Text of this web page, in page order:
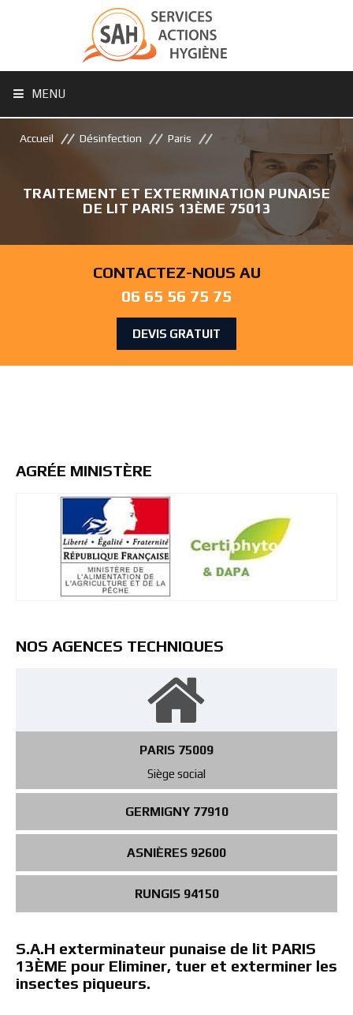
MENU
Accueil Désinfection Paris
TRAITEMENT ET EXTERMINATION PUNAISE
DE LIT PARIS 13ÈME 75013
CONTACTEZ-NOUS AU
06 65 56 75 75
DEVIS GRATUIT
AGRÉE MINISTÈRE
NOS AGENCES TECHNIQUES
PARIS 75009
Siège social
GERMIGNY 77910
ASNIÈRES 92600
RUNGIS 94150
S.A.H exterminateur punaise de lit PARIS
13ÈME pour Eliminer, tuer et exterminer les
insectes piqueurs.